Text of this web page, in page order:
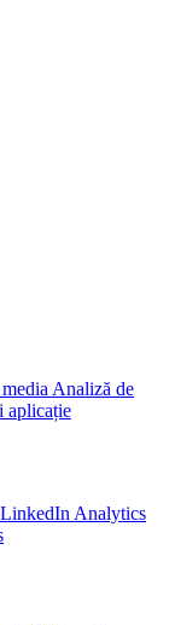
Analiză de
aplicație
Analytics